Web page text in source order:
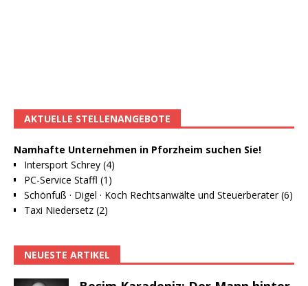
AKTUELLE STELLENANGEBOTE
Namhafte Unternehmen in Pforzheim suchen Sie!
Intersport Schrey (4)
PC-Service Staffl (1)
Schönfuß · Digel · Koch Rechtsanwälte und Steuerberater (6)
Taxi Niedersetz (2)
NEUESTE ARTIKEL